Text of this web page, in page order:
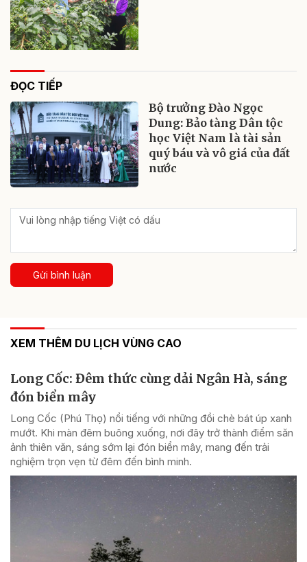
ĐỌC TIẾP
Bộ trưởng Đào Ngọc
Dung: Bảo tàng Dân tộc
học Việt Nam là tài sản
quý báu và vô giá của đất
nước
Gửi bình luận
XEM THÊM DU LỊCH VÙNG CAO
Long Cốc: Đêm thức cùng dải Ngân Hà, sáng
đón biển mây
Long Cốc (Phú Thọ) nổi tiếng với những đồi chè bát úp xanh
mướt. Khi màn đêm buông xuống, nơi đây trở thành điểm săn
ảnh thiên văn, sáng sớm lại đón biển mây, mang đến trải
nghiệm trọn vẹn từ đêm đến bình minh.